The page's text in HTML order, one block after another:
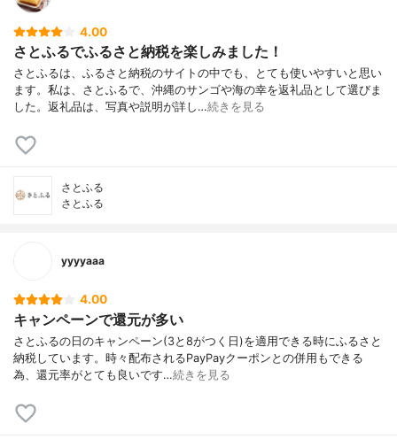
4.00
さとふるでふるさと納税を楽しみました！
さとふるは、ふるさと納税のサイトの中でも、とても使いやすいと思い
ます。私は、さとふるで、沖縄のサンゴや海の幸を返礼品として選びま
した。返礼品は、写真や説明が詳し…続きを見る
さとふる
さとふる
yyyyaaa
4.00
キャンペーンで還元が多い
さとふるの日のキャンペーン(3と8がつく日)を適用できる時にふるさと
納税しています。時々配布されるPayPayクーポンとの併用もできる
為、還元率がとても良いです…続きを見る